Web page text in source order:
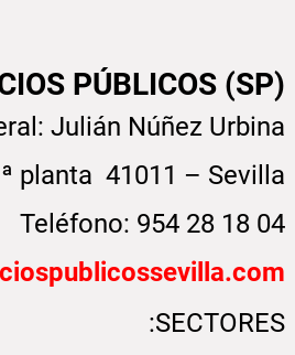
PÚBLICOS (SP)
Julián Núñez Urbina
planta 41011 – Sevilla
Teléfono: 954 28 18 04
SECTORES: